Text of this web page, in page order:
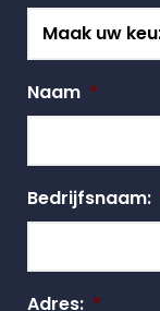
Naam *
Bedrijfsnaam:
Adres: *